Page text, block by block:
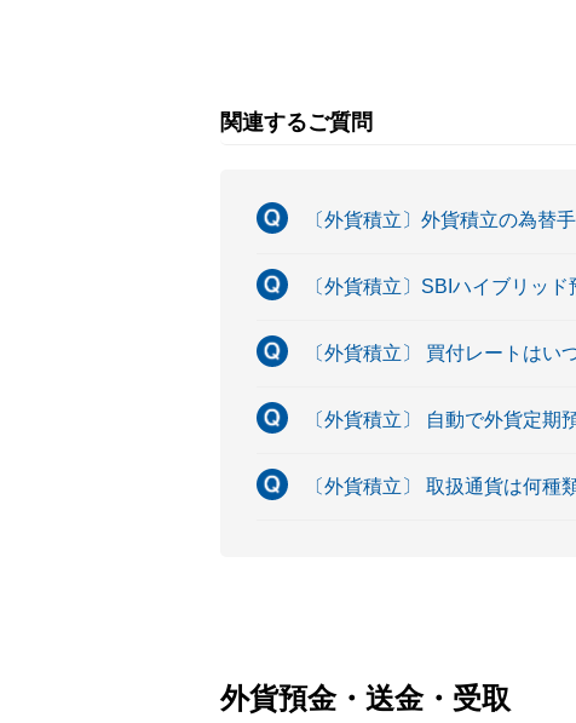
関連するご質問
〔外貨積立〕外貨積立の為替
〔外貨積立〕SBIハイブリッ
〔外貨積立〕 買付レートはい
〔外貨積立〕 自動で外貨定期
〔外貨積立〕 取扱通貨は何種
外貨預金・送金・受取